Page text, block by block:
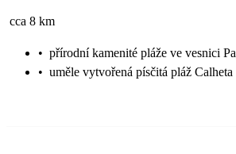
cca 8 km
• přírodní kamenité pláže ve vesnici
• uměle vytvořená písčitá pláž Calheta